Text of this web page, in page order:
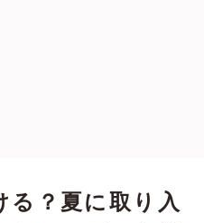
る？夏に取り入